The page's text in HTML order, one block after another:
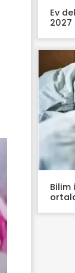
Ev
2027
Bilim